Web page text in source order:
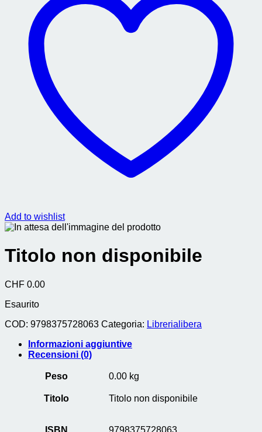
Add to wishlist
Titolo non disponibile
CHF 0.00
Esaurito
COD: 9798375728063 Categoria: Librerialibera
Informazioni aggiuntive
Recensioni (0)
Peso 0.00 kg
Titolo Titolo non disponibile
ISBN 9798375728063